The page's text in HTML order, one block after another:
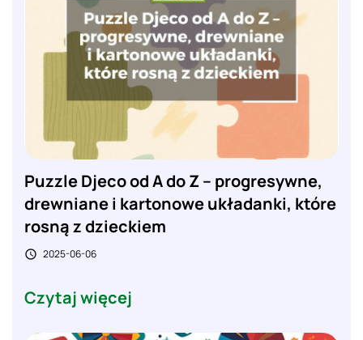
Puzzle Djeco od A do Z – progresywne,
drewniane i kartonowe układanki, które
rosną z dzieckiem
 2025-06-06
Czytaj więcej